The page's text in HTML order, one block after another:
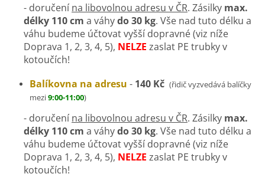
- doručení na libovolnou adresu v ČR. Zásilky max.
délky 110 cm a váhydo 30 kg. Vše nad tuto délku a
váhu budeme účtovat vyšší dopravné (viz níže
Doprava 1, 2, 3, 4, 5), NELZE zaslat PE trubky v
kotoučích!
Balíkovna na adresu - 140 Kč (řidič vyzvedává balíčky
mezi9:00-11:00)
- doručení na libovolnou adresu v ČR. Zásilky max.
délky 110 cm a váhydo 30 kg. Vše nad tuto délku a
váhu budeme účtovat vyšší dopravné (viz níže
Doprava 1, 2, 3, 4, 5), NELZE zaslat PE trubky v
kotoučích!